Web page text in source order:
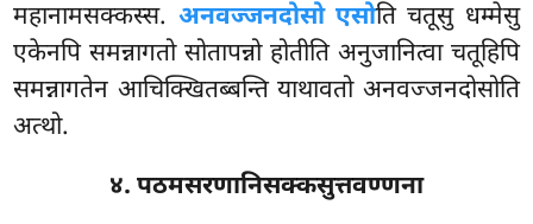
महानामसक्कस्स. अनवज्जनदोसो एसोति चतूसु धम्मेसु
एकेनपि समन्नागतो सोतापन्नो होतीति अनुजानित्वा चतूहिपि
समन्नागतेन आचिक्खितब्बन्ति याथावतो अनवज्जनदोसोति
अत्थो.
४. पठमसरणानिसक्कसुत्तवण्णना